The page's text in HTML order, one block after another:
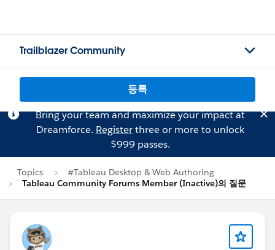
Trailblazer Community
등록
Bring your team and maximize your impact at
Dreamforce. Registerthree or more to unlock
$999 passes.
Topics
#Tableau Desktop & Web Authoring
Tableau Community Forums Member (Inactive)의 질문